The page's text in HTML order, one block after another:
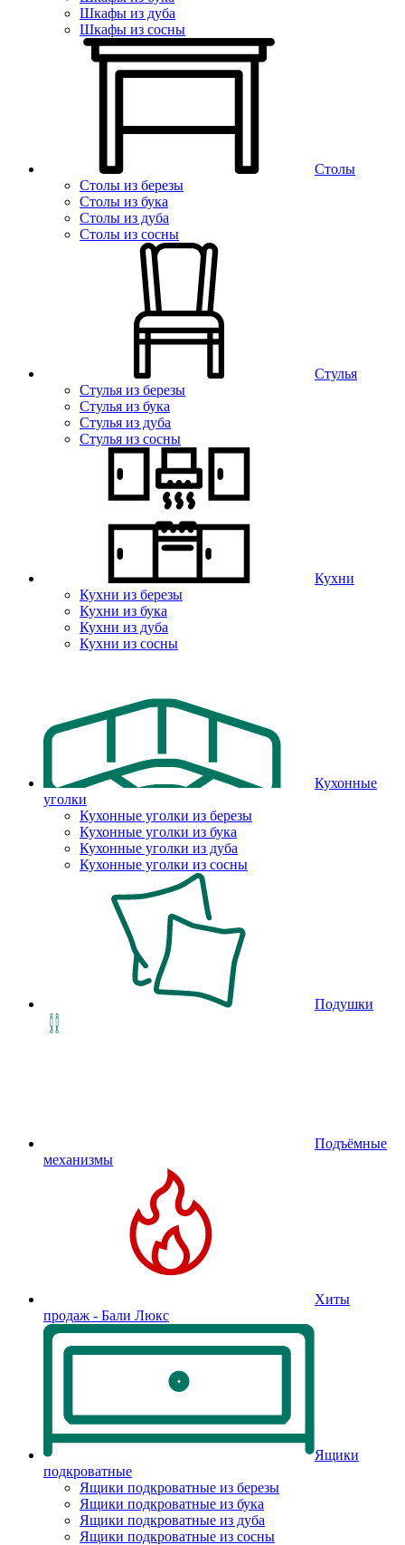
Шкафы из дуба
Шкафы из сосны
Столы
Столы из березы
Столы из бука
Столы из дуба
Столы из сосны
Стулья
Стулья из березы
Стулья из бука
Стулья из дуба
Стулья из сосны
Кухни
Кухни из березы
Кухни из бука
Кухни из дуба
Кухни из сосны
Кухонные
уголки
Кухонные уголки из березы
Кухонные уголки из бука
Кухонные уголки из дуба
Кухонные уголки из сосны
Подушки
Подъёмные
механизмы
Хиты
продаж - Бали Люкс
Ящики
подкроватные
Ящики подкроватные из березы
Ящики подкроватные из бука
Ящики подкроватные из дуба
Ящики подкроватные из сосны